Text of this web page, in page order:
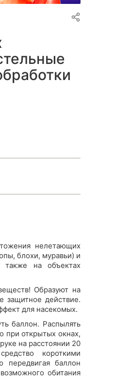
нелетающих
блохи, муравьи) и
на объектах
Образуют на
защитное действие.
для насекомых.
баллон. Распылять
при открытых окнах,
на расстоянии 20
короткими
передвигая баллон
обитания